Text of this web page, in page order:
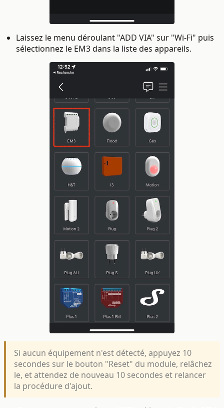
Laissez le menu déroulant "ADD VIA" sur "Wi-Fi" puis
sélectionnez le EM3 dans la liste des appareils.
Si aucun équipement n'est détecté, appuyez 10
secondes sur le bouton "Reset" du module, relâchez
le, et attendez de nouveau 10 secondes et relancer
la procédure d'ajout.